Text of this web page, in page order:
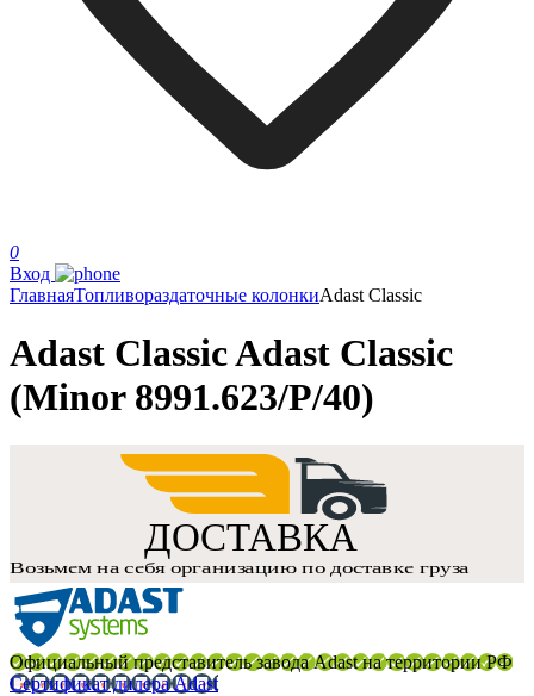
0
Вход
ГлавнаяТопливораздаточные колонкиAdast Classic
Adast Classic Adast Classic
(Minor 8991.623/P/40)
Официальный представитель завода Adast на территории РФ
Сертификат дилера Adast